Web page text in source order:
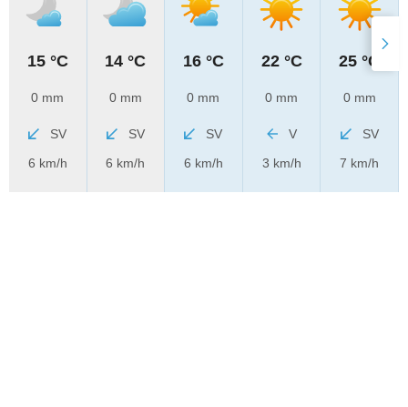
15 °C
0 mm
SV
6 km/h
14 °C
0 mm
SV
6 km/h
16 °C
0 mm
SV
6 km/h
22 °C
0 mm
V
3 km/h
25 °C
0 mm
SV
7 km/h